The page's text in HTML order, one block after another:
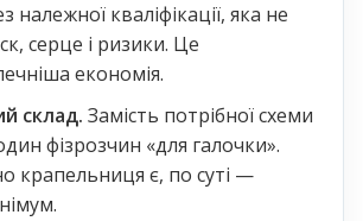
належної кваліфікації, яка не
серце і ризики. Це
економія.
склад. Замість потрібної схеми
фізрозчин «для галочки».
крапельниця є, по суті —